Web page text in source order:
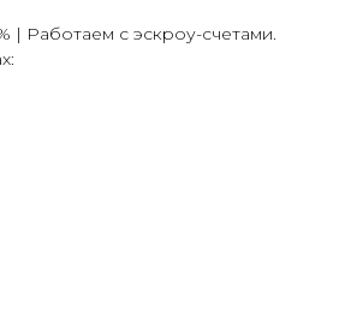
| Работаем с эскроу-счетами.